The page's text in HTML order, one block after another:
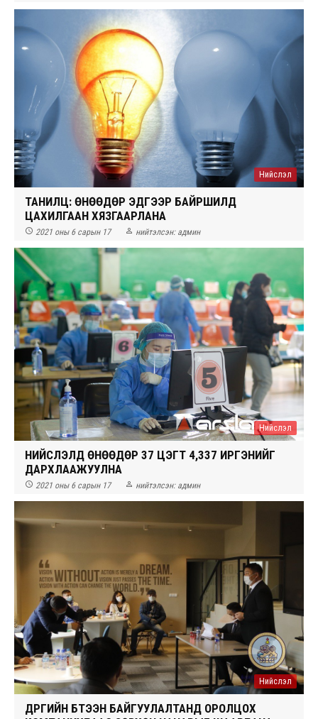
Нийслэл
ТАНИЛЦ: ӨНӨӨДӨР ЭДГЭЭР БАЙРШИЛД
ЦАХИЛГААН ХЯЗГААРЛАНА
 2021 оны 6 сарын 17  нийтэлсэн: админ
Нийслэл
НИЙСЛЭЛД ӨНӨӨДӨР 37 ЦЭГТ 4,337 ИРГЭНИЙГ
ДАРХЛААЖУУЛНА
 2021 оны 6 сарын 17  нийтэлсэн: админ
Нийслэл
ДҮҮРГИЙН БҮТЭЭН БАЙГУУЛАЛТАНД ОРОЛЦОХ